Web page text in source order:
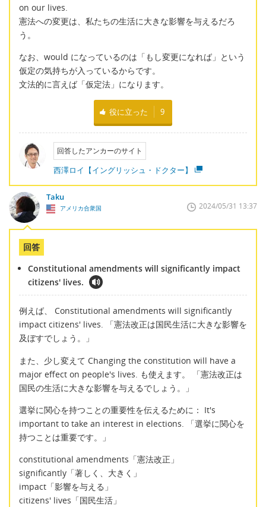
on our lives.
憲法への変更は、私たちの生活に大きな影響を与えるだろ
う。
なお、would になっているのは「もし変更になれば」という
仮定の気持ちが入っているからです。
文法的に言えば「仮定法」になります。
役に立った 9
回答したアンカーのサイト
西澤ロイ【イングリッシュ・ドクター】
Taku
アメリカ合衆国 2024/05/31 13:37
回答
Constitutional amendments will significantly impact
citizens' lives.
例えば、 Constitutional amendments will significantly
impact citizens' lives. 「憲法改正は国民生活に大きな影響を
及ぼすでしょう。」
また、少し変えて Changing the constitution will have a
major effect on people's lives. も使えます。 「憲法改正は
国民の生活に大きな影響を与えるでしょう。」
選挙に関心を持つことの重要性を伝えるために： It's
important to take an interest in elections. 「選挙に関心を
持つことは重要です。」
constitutional amendments「憲法改正」
significantly「著しく、大きく」
impact「影響を与える」
citizens' lives「国民生活」